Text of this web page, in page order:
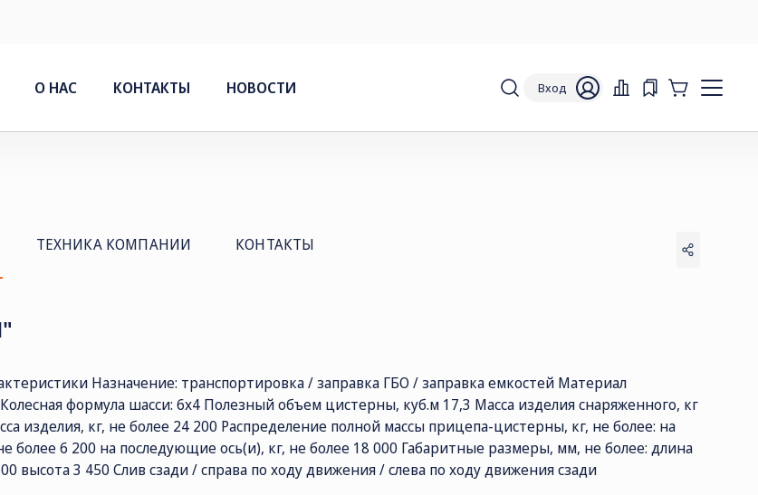
О НАС КОНТАКТЫ НОВОСТИ Вход
ТЕХНИКА КОМПАНИИ КОНТАКТЫ
Назначение: транспортировка / заправка ГБО / заправка емкостей Материал
формула шасси: 6х4 Полезный объем цистерны, куб.м 17,3 Масса изделия снаряженного, кг
изделия, кг, не более 24 200 Распределение полной массы прицепа-цистерны, кг, не более: на
более 6 200 на последующие ось(и), кг, не более 18 000 Габаритные размеры, мм, не более: длина
высота 3 450 Слив сзади / справа по ходу движения / слева по ходу движения сзади